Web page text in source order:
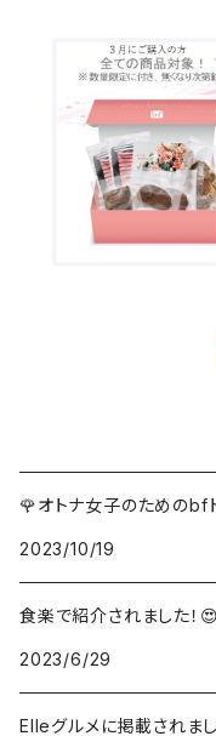
🌹オトナ女子のためのbf
2023/10/19
食楽で紹介されました！😍
2023/6/29
Elleグルメに掲載されまし